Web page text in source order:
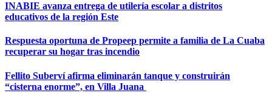
INABIE avanza entrega de utilería escolar a distritos
educativos de la región Este
Respuesta oportuna de Propeep permite a familia de La Cuaba
recuperar su hogar tras incendio
Fellito Suberví afirma eliminarán tanque y construirán
“cisterna enorme”, en Villa Juana